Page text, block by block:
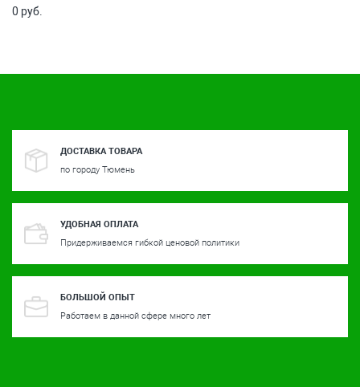
0 руб.
ДОСТАВКА ТОВАРА
по городу Тюмень
УДОБНАЯ ОПЛАТА
Придерживаемся гибкой ценовой политики
БОЛЬШОЙ ОПЫТ
Работаем в данной сфере много лет